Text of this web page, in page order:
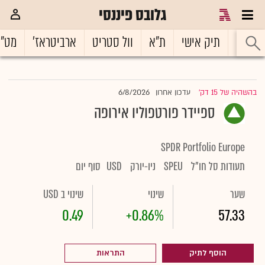
גלובס פיננסי
ראשי תיק אישי ת"א וול סטריט ארביטראז'
בהשהיה של 15 דק' |עדכון אחרון 6/8/2026
ספיידר פורטפוליו אירופה
SPDR Portfolio Europe
תעודות סל חו"ל SPEU ניו-יורק USD סוף יום
שער
57.33
שינוי
+0.86%
שינוי ב USD
0.49
הוסף לתיק התראות